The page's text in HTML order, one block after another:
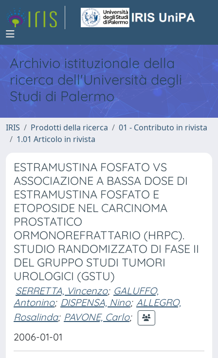
Archivio istituzionale della
ricerca dell'Università degli
Studi di Palermo
IRIS Prodotti della ricerca
01 - Contributo in rivista
1.01 Articolo in rivista
ESTRAMUSTINA FOSFATO VS
ASSOCIAZIONE A BASSA DOSE DI
ESTRAMUSTINA FOSFATO E
ETOPOSIDE NEL CARCINOMA
PROSTATICO
ORMONOREFRATTARIO (HRPC).
STUDIO RANDOMIZZATO DI FASE II
DEL GRUPPO STUDI TUMORI
UROLOGICI (GSTU)
SERRETTA, Vincenzo; GALUFFO,
Antonino; DISPENSA, Nino; ALLEGRO,
Rosalinda; PAVONE, Carlo;
2006-01-01